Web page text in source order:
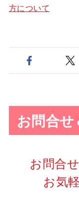
方について
お問合
お問合
お気